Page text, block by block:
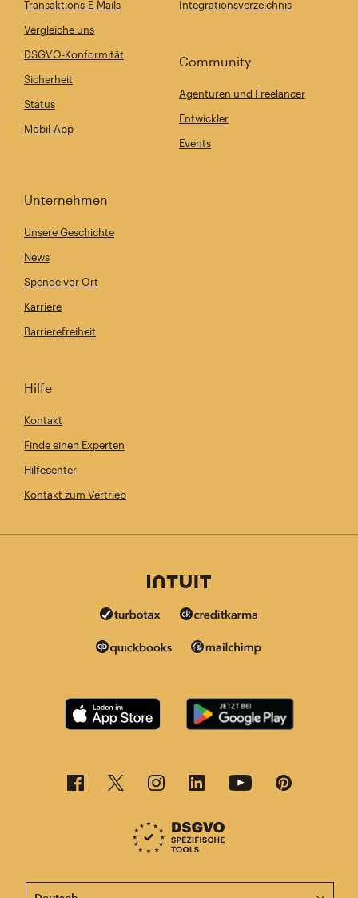
Transaktions-E-Mails
Vergleiche uns
DSGVO-Konformität
Sicherheit
Status
Mobil-App
Integrationsverzeichnis
Community
Agenturen und Freelancer
Entwickler
Events
Unternehmen
Unsere Geschichte
News
Spende vor Ort
Karriere
Barrierefreiheit
Hilfe
Kontakt
Finde einen Experten
Hilfecenter
Kontakt zum Vertrieb
Diese Seite ist jetzt auch in anderen Sprachen